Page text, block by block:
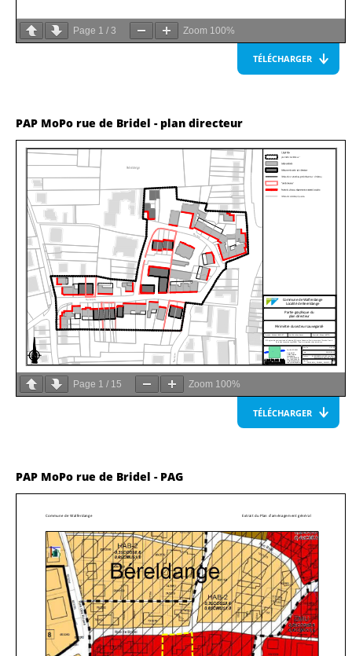
Page 1 / 3 Zoom 100%
TÉLÉCHARGER
PAP MoPo rue de Bridel - plan directeur
Page 1 / 15 Zoom 100%
TÉLÉCHARGER
PAP MoPo rue de Bridel - PAG